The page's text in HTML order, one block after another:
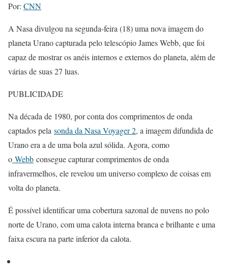
Por: CNN
A Nasa divulgou na segunda-feira (18) uma nova imagem do
planeta Urano capturada pelo telescópio James Webb, que foi
capaz de mostrar os anéis internos e externos do planeta, além de
várias de suas 27 luas.
PUBLICIDADE
Na década de 1980, por conta dos comprimentos de onda
captados pela sonda da Nasa Voyager 2, a imagem difundida de
Urano era a de uma bola azul sólida. Agora, como
o Webb consegue capturar comprimentos de onda
infravermelhos, ele revelou um universo complexo de coisas em
volta do planeta.
É possível identificar uma cobertura sazonal de nuvens no polo
norte de Urano, com uma calota interna branca e brilhante e uma
faixa escura na parte inferior da calota.